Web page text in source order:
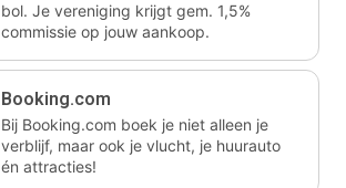
bol. Je vereniging krijgt gem. 1,5%
commissie op jouw aankoop.
Booking.com
Bij Booking.com boek je niet alleen je
verblijf, maar ook je vlucht, je huurauto
én attracties!